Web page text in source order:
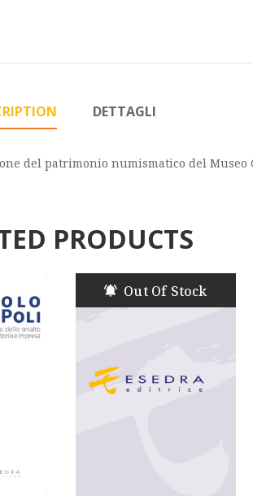
DETTAGLI
del patrimonio numismatico del Museo
PRODUCTS
Out Of Stock